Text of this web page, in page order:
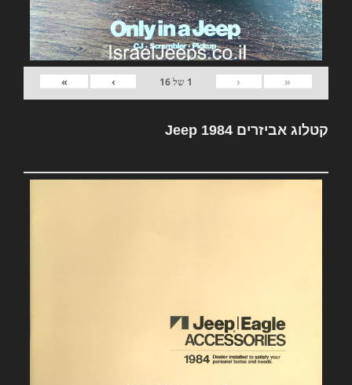
«
‹
1 של16
›
»
קטלוג אביזרים Jeep 1984